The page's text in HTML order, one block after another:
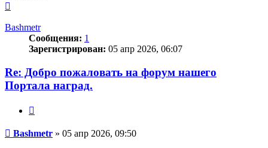
началу
Bashmetr
Сообщения: 1
Зарегистрирован: 05 апр 2026, 06:07
Re: Добро пожаловать на форум нашего
Портала наград.
Сообщение
Bashmetr » 05 апр 2026, 09:50